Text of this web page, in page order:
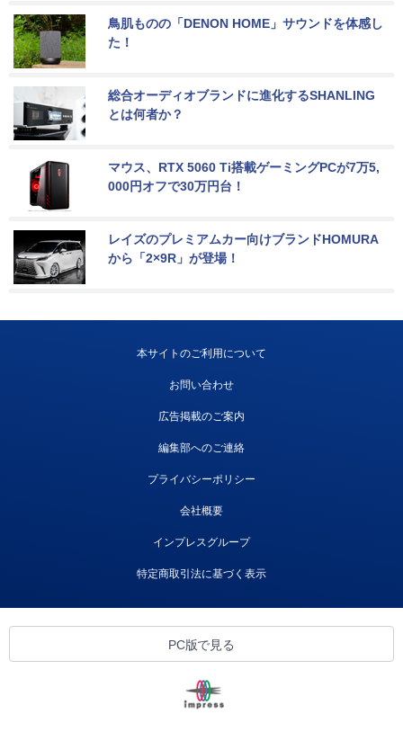
鳥肌ものの「DENON HOME」サウンドを体感し
た！
総合オーディオブランドに進化するSHANLING
とは何者か？
マウス、RTX 5060 Ti搭載ゲーミングPCが7万5,
000円オフで30万円台！
レイズのプレミアムカー向けブランドHOMURA
から「2×9R」が登場！
本サイトのご利用について
お問い合わせ
広告掲載のご案内
編集部へのご連絡
プライバシーポリシー
会社概要
インプレスグループ
特定商取引法に基づく表示
PC版で見る